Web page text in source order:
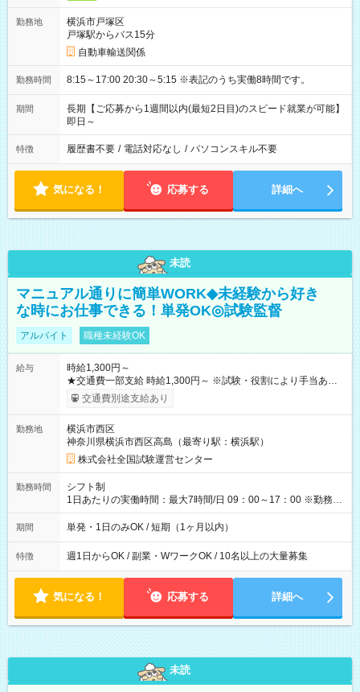
勤務地
横浜市戸塚区
戸塚駅からバス15分
自動車輸送関係
勤務時間 8:15～17:00 20:30～5:15 ※表記のうち実働8時間です。
期間
長期【ご応募から1週間以内(最短2日目)のスピード就業が可能】
即日～
特徴 履歴書不要 / 電話対応なし / パソコンスキル不要
気になる！ 応募する 詳細へ
未読
マニュアル通りに簡単WORK◆未経験から好き
な時にお仕事できる！単発OK◎試験監督
アルバイト 職種未経験OK
給与
時給1,300円～
★交通費一部支給 時給1,300円～ ※試験・役割により手当あり
※勤務回数により昇給あり 【即給（前払い）オプションあ
り！】 希望される場合、勤務から1週間ほどで給与の一部を受け
例】 ・河合塾模擬試験 8:30～17:30（休憩1時間） 時給1,300円
×8時間＝日収10,400円＋交通費 ※当日の役割により時給＋100
円の場合あり ・国家試験 7:00～13:30（休憩なし） 時給1,300
円（役割手当＋100円）×6時間＝日収8,400円＋交通費 【試用期
間】試用期間なし
交通費別途支給あり
勤務地
横浜市西区
神奈川県横浜市西区高島（最寄り駅：横浜駅）
株式会社全国試験運営センター
勤務時間
シフト制
1日あたりの実働時間：最大7時間/日 09：00～17：00 ※勤務時
間は 試験により異なります。
期間 単発・1日のみOK / 短期（1ヶ月以内）
特徴 週1日からOK / 副業・WワークOK / 10名以上の大量募集
気になる！ 応募する 詳細へ
未読